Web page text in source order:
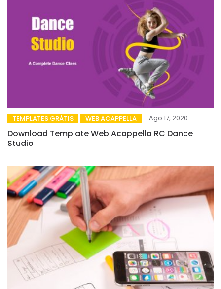
TEMPLATES GRÁTIS WEB ACAPPELLA Ago 17, 2020
Download Template Web Acappella RC Dance
Studio